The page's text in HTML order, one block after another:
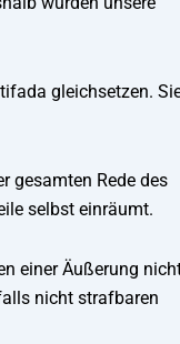
gleichsetzen.
gesamten Rede des
selbst einräumt.
einer Äußerung
nicht strafbaren